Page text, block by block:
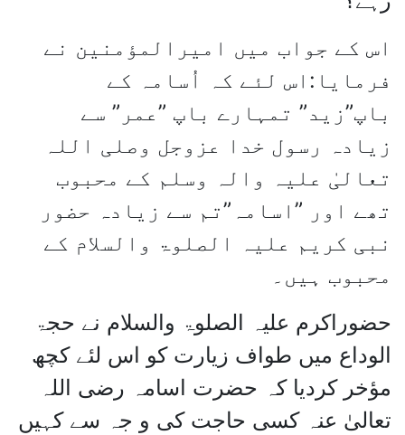
اس کے جواب میں امیرالمؤمنین نے
فرمایا:اس لئے کہ اُسامہ کے
باپ”زید” تمہارے باپ ”عمر” سے
زیادہ رسول خدا عزوجل وصلی اللہ
تعالیٰ علیہ والہ وسلم کے محبوب
تھے اور ”اسامہ”تم سے زیادہ حضور
نبی کریم علیہ الصلوۃ والسلام کے
محبوب ہیں۔
حضوراکرم علیہ الصلوۃ والسلام نے حجۃ
الوداع میں طواف زیارت کو اس لئے کچھ
مؤخر کردیا کہ حضرت اسامہ رضی اللہ
تعالیٰ عنہ کسی حاجت کی و جہ سے کہیں